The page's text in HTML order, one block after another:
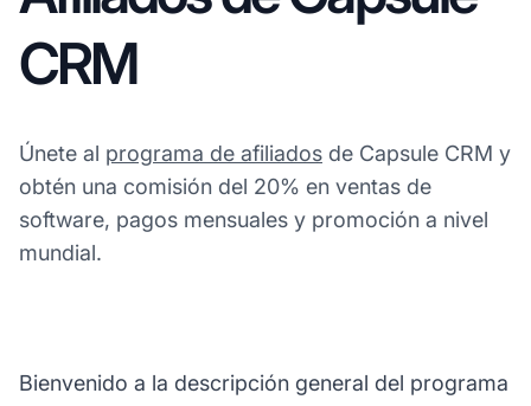
CRM
Únete al programa de afiliados de Capsule CRM y
obtén una comisión del 20% en ventas de
software, pagos mensuales y promoción a nivel
mundial.
Bienvenido a la descripción general del programa